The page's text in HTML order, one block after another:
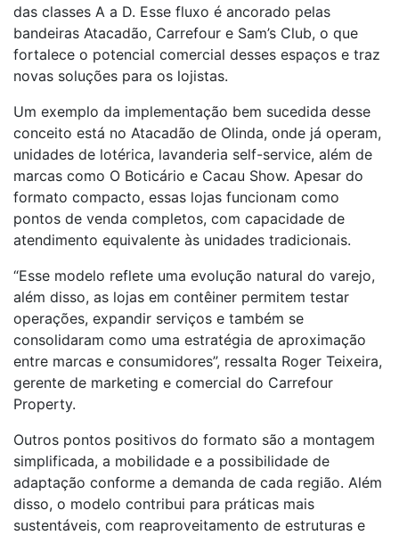
das classes A a D. Esse fluxo é ancorado pelas
bandeiras Atacadão, Carrefour e Sam’s Club, o que
fortalece o potencial comercial desses espaços e traz
novas soluções para os lojistas.
Um exemplo da implementação bem sucedida desse
conceito está no Atacadão de Olinda, onde já operam,
unidades de lotérica, lavanderia self-service, além de
marcas como O Boticário e Cacau Show. Apesar do
formato compacto, essas lojas funcionam como
pontos de venda completos, com capacidade de
atendimento equivalente às unidades tradicionais.
“Esse modelo reflete uma evolução natural do varejo,
além disso, as lojas em contêiner permitem testar
operações, expandir serviços e também se
consolidaram como uma estratégia de aproximação
entre marcas e consumidores”, ressalta Roger Teixeira,
gerente de marketing e comercial do Carrefour
Property.
Outros pontos positivos do formato são a montagem
simplificada, a mobilidade e a possibilidade de
adaptação conforme a demanda de cada região. Além
disso, o modelo contribui para práticas mais
sustentáveis, com reaproveitamento de estruturas e